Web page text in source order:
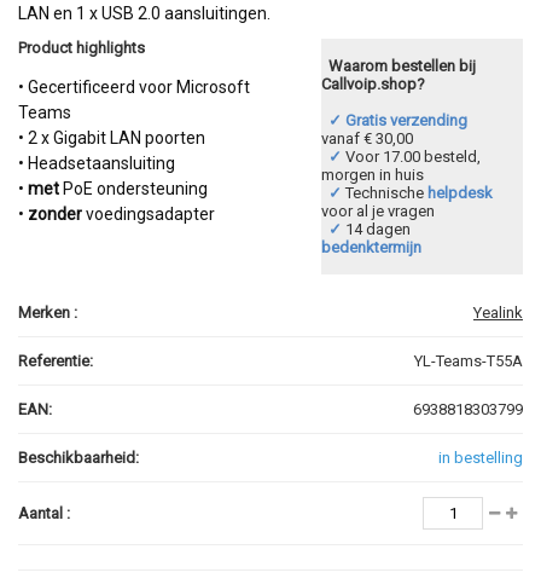
LAN en 1 x USB 2.0 aansluitingen.
Product highlights
• Gecertificeerd voor Microsoft
Teams
• 2 x Gigabit LAN poorten
• Headsetaansluiting
• met PoE ondersteuning
• zondervoedingsadapter
Waarom bestellen bij
Callvoip.shop?
✓ Gratis verzending
vanaf € 30,00
✓ Voor 17.00 besteld,
morgen in huis
✓ Technische helpdesk
voor al je vragen
✓ 14 dagen
bedenktermijn
Merken : Yealink
Referentie: YL-Teams-T55A
EAN: 6938818303799
Beschikbaarheid: in bestelling
Aantal :